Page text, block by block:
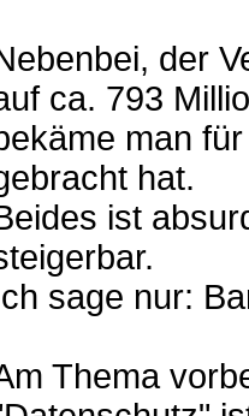
der
ca. 793
man
hat.
ist
sage nur:
Thema